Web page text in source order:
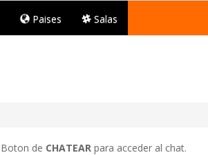
Paises Salas
de CHATEAR para acceder al chat.